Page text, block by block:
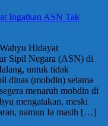
Hidayat
Sipil Negara (ASN) di
untuk tidak
dinas (mobdin) selama
menaruh mobdin di
mengatakan, meski
namun Ia masih […]